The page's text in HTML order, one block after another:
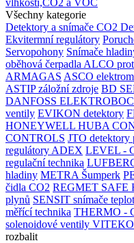
vlhkosti,CO2 a VOC
Všechny kategorie
Detektory a snímače CO2
Ekvitermní regulátory
Servopohony Snímače
oběhová čerpadla ALCO
ARMAGAS ASCO
ASTIP záložní zdroje BD
DANFOSS
ventily EVIKON detektory
HONEYWELL HUBA
CONTROLS JTO detektory
regulátory ADEX LEVEL -
regulační technika
hladiny METRA Šumperk
čidla CO2 REGMET SAFE
plynů SENSIT snímače
měřící technika THERMO -
solenoidové ventily VITEKO
rozbalit